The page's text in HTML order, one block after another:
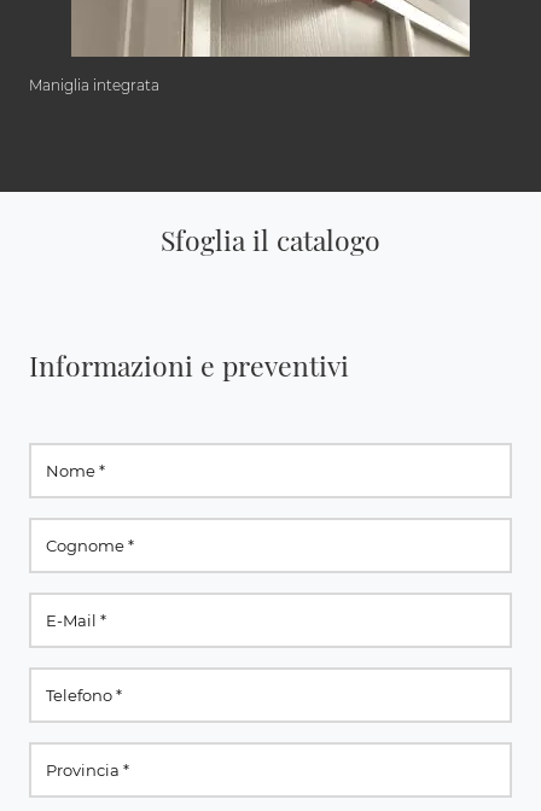
Maniglia integrata
Sfoglia il catalogo
Informazioni e preventivi